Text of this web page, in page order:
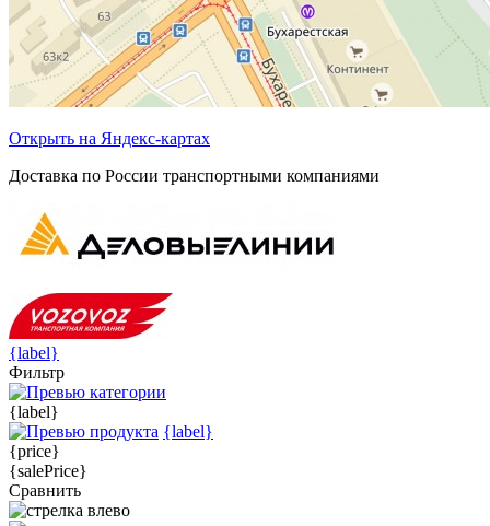
Открыть на Яндекс-картах
Доставка по России транспортными компаниями
{label}
Фильтр
{label}
{label}
{price}
{salePrice}
Сравнить